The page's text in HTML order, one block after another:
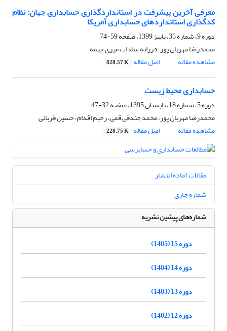
معرفی آخرین پیشرفت در استانداردگذاری حسابداری جهان: نظام
کدگذاری استانداردهای حسابداری آمریکا
دوره 9، شماره 35، پاییز 1399، صفحه
59-74
محمدرضا مهربان پور، فرزانه سادات میری چیمه
مشاهده مقاله
اصل مقاله 828.57 K
حسابداری محیط زیست
دوره 5، شماره 18، تابستان 1395، صفحه
32-47
محمدرضا مهربان پور، محمد جندقی قمی، رحیم اقدام، حسین قربانی
مشاهده مقاله
اصل مقاله 228.75 K
مقالات آماده انتشار
شماره جاری
شماره‌های پیشین نشریه
دوره 15 (1405)
دوره 14 (1404)
دوره 13 (1403)
دوره 12 (1402)